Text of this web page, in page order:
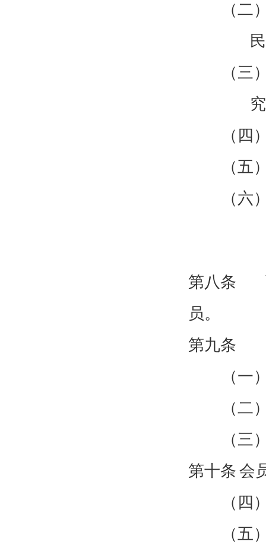
（二
（三
（四
（五
（六
第八条
员。
第九条
（一
（二
（三
第十条 会
（四
（五